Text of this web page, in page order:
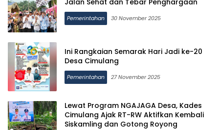
Pemerintahan 30 November 2025
Ini Rangkaian Semarak Hari Jadi ke-20
Desa Cimulang
Pemerintahan 27 November 2025
Lewat Program NGAJAGA Desa, Kades
Cimulang Ajak RT-RW Aktifkan Kembali
Siskamling dan Gotong Royong